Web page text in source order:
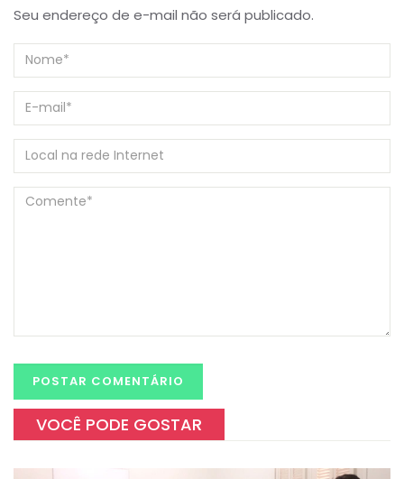
Seu endereço de e-mail não será publicado.
VOCÊ PODE GOSTAR